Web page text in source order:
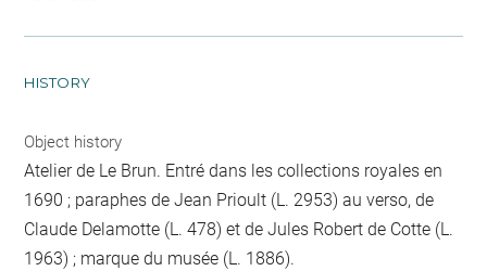
HISTORY
Object history
Atelier de Le Brun. Entré dans les collections royales en
1690 ; paraphes de Jean Prioult (L. 2953) au verso, de
Claude Delamotte (L. 478) et de Jules Robert de Cotte (L.
1963) ; marque du musée (L. 1886).